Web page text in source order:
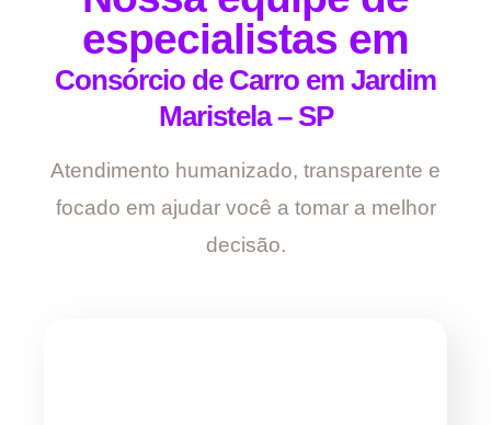
especialistas em
Consórcio de Carro em Jardim
Maristela – SP
Atendimento humanizado, transparente e
focado em ajudar você a tomar a melhor
decisão.